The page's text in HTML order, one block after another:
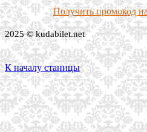
Получить промокод
2025 © kudabilet.net
К началу станицы